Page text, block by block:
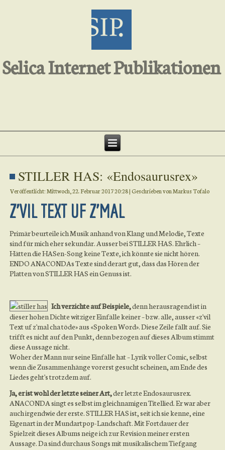
Selica Internet Publikationen
STILLER HAS: «Endosaurusrex»
Veröffentlicht: Mittwoch, 22. Februar 2017 20:28| Geschrieben von Markus Tofalo
Z'VIL TEXT UF Z'MAL
Primär beurteile ich Musik anhand von Klang und Melodie, Texte
sind für mich eher sekundär. Ausser bei STILLER HAS. Ehrlich –
Hätten die HASen-Song keine Texte, ich könnte sie nicht hören.
ENDO ANACONDAs Texte sind derart gut, dass das Hören der
Platten von STILLER HAS ein Genuss ist.
Ich verzichte auf Beispiele,denn herausragend ist in
dieser hohen Dichte witziger Einfälle keiner – bzw. alle, ausser «z'vil
Text uf z'mal cha töde» aus «Spoken Word». Diese Zeile fällt auf. Sie
trifft es nicht auf den Punkt, denn bezogen auf dieses Album stimmt
diese Aussage nicht.
Woher der Mann nur seine Einfälle hat – Lyrik voller Comic, selbst
wenn die Zusammenhänge vorerst gesucht scheinen, am Ende des
Liedes geht's trotzdem auf.
Ja, er ist wohl der letzte seiner Art,der letzte Endosaurusrex.
ANACONDA singt es selbst im gleichnamigen Titellied. Er war aber
auch irgendwie der erste. STILLER HAS ist, seit ich sie kenne, eine
Eigenart in der Mundartpop-Landschaft. Mit Fortdauer der
Spielzeit dieses Albums neige ich zur Revision meiner ersten
Aussage. Da sind durchaus Songs mit musikalischem Tiefgang